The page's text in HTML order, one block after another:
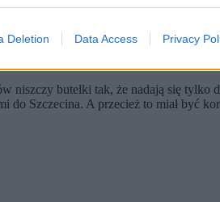
Deletion Data Access Privacy
nieufności. W maju 2024 r. za jej
dymisji szefowej resortu. Blisko
systemu kaucyjnego,
8 mld zł w ciągu 10 lat. Środki te trafią
niszczy butelki tak, że nadają się tylko
do Szczecina. A przecież to miał być